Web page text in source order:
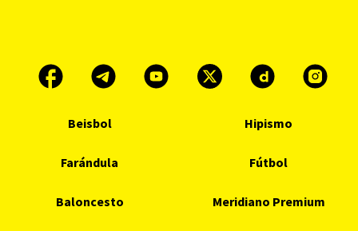
Beisbol Hipismo
Farándula Fútbol
Baloncesto Meridiano Premium